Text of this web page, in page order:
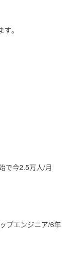
。
で今2.5万人/月
プエンジニア/6年